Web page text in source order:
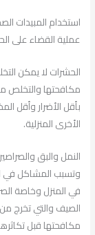
استخدام المبيدات
عملية القضاء على
الحشرات لا يمكن
مكافحتها والتخلص
بأقل الأضرار وأقل
الأخرى المنزلية.
النمل والبق
وتسبب المشاكل في
في المنزل وخاصة
الصيف والتي تخرج
مكافحتها قبل